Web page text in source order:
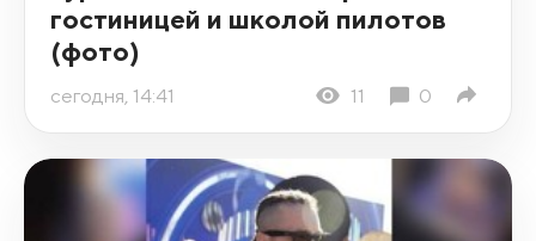
гостиницей и школой пилотов
(фото)
сегодня, 14:41 11 0